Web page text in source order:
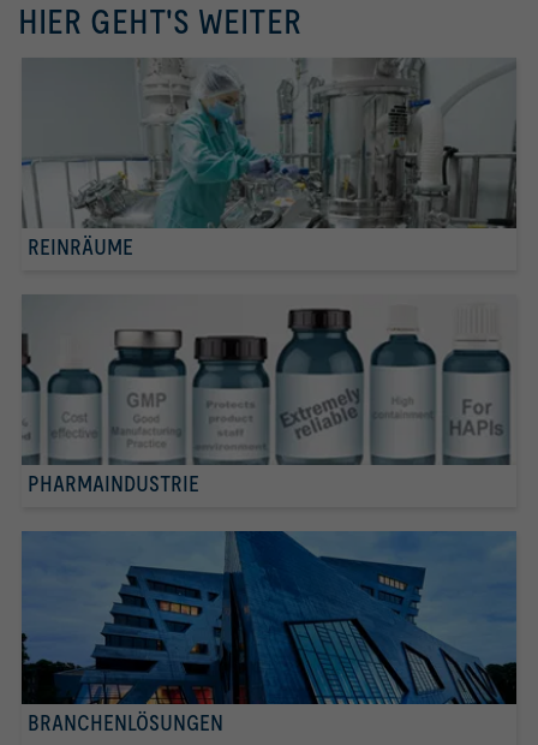
HIER GEHT'S WEITER
REINRÄUME
PHARMAINDUSTRIE
BRANCHENLÖSUNGEN